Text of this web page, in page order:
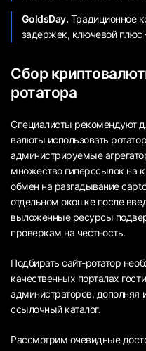
GoldsDay. Традиционное
задержек, ключевой плюс
Сбор
ротатора
Специалисты рекомендуют
валюты использовать
администрируемые
множество гиперссылок на
обмен на разгадывание
отдельном окошке после
выложенные ресурсы
проверкам на честность.
Подбирать сайт-ротатор
качественных порталах
администраторов, дополняя
ссылочный каталог.
Рассмотрим очевидные